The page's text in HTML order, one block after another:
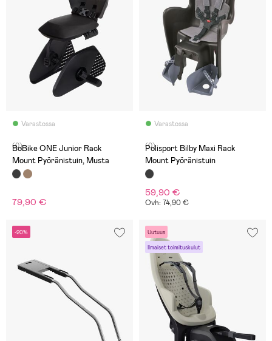
Varastossa
(0)
BoBike ONE Junior Rack
Mount Pyöränistuin, Musta
79,90 €
Varastossa
(0)
Polisport Bilby Maxi Rack
Mount Pyöränistuin
59,90 €
Ovh: 74,90 €
-20% Uutuus
Ilmaiset toimituskulut